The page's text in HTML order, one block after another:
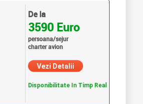
De la
3590 Euro
persoana/sejur
charter avion
Vezi Detalii
Disponibilitate In Timp Real